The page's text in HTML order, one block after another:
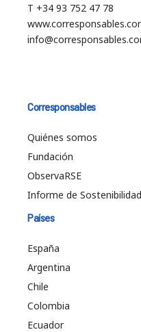
T +34 93 752 47 78
Corresponsables
Quiénes somos
Fundación
ObservaRSE
Informe de Sostenibilidad
Países
España
Argentina
Chile
Colombia
Ecuador